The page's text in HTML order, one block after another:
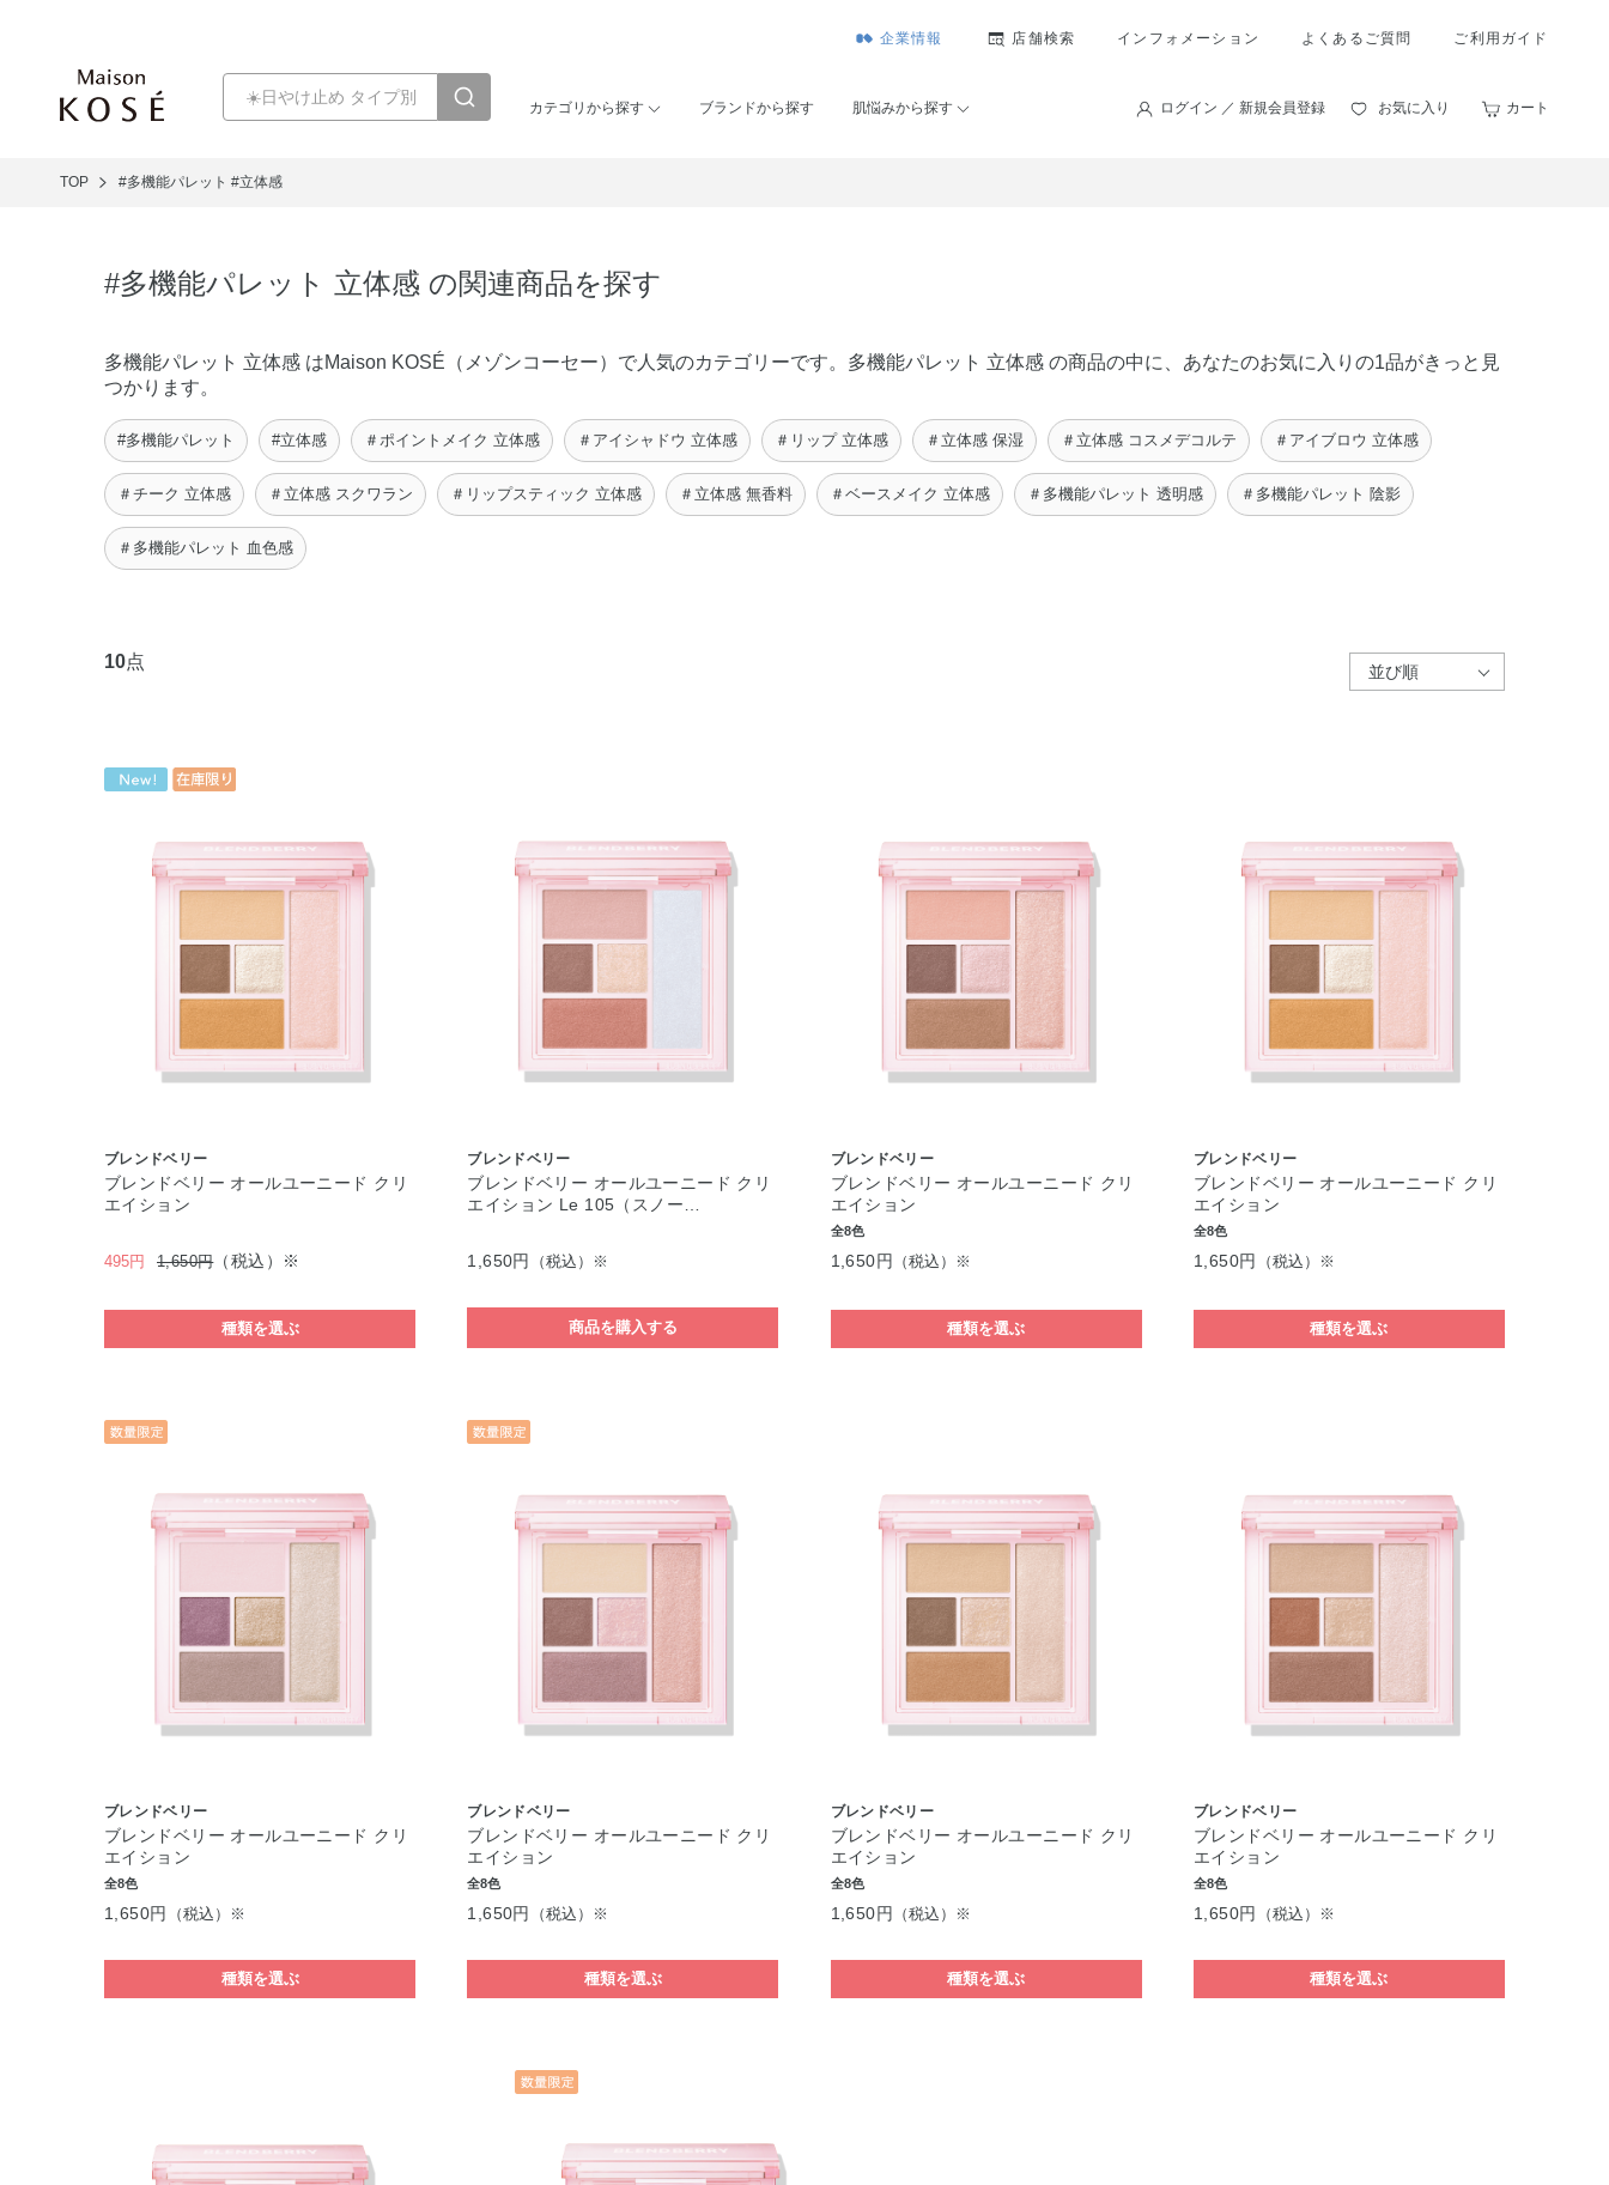
企業情報 店舗検索 インフォメーション よくあるご質問 ご利用ガイド
カテゴリから探す ブランドから探す 肌悩みから探す ログイン ／ 新規会員登録 お気に入り カート
TOP #多機能パレット #立体感
#多機能パレット 立体感 の関連商品を探す
多機能パレット 立体感 はMaison KOSÉ（メゾンコーセー）で人気のカテゴリーです。多機能パレット 立体感 の商品の中に、あなたのお気に入りの1品がきっと見
つかります。
#多機能パレット #立体感 ＃ポイントメイク 立体感 ＃アイシャドウ 立体感 ＃リップ 立体感 ＃立体感 保湿 ＃立体感 コスメデコルテ ＃アイブロウ 立体感
＃チーク 立体感 ＃立体感 スクワラン ＃リップスティック 立体感 ＃立体感 無香料 ＃ベースメイク 立体感 ＃多機能パレット 透明感 ＃多機能パレット 陰影
＃多機能パレット 血色感
10点
ブレンドベリー
ブレンドベリー オールユーニード クリ
エイション
495円 1,650円（税込）※
種類を選ぶ
ブレンドベリー
ブレンドベリー オールユーニード クリ
エイション Le 105（スノー…
1,650円 （税込）※
商品を購入する
ブレンドベリー
ブレンドベリー オールユーニード クリ
エイション
全8色
1,650円 （税込）※
種類を選ぶ
ブレンドベリー
ブレンドベリー オールユーニード クリ
エイション
全8色
1,650円 （税込）※
種類を選ぶ
ブレンドベリー
ブレンドベリー オールユーニード クリ
エイション
全8色
1,650円 （税込）※
種類を選ぶ
ブレンドベリー
ブレンドベリー オールユーニード クリ
エイション
全8色
1,650円 （税込）※
種類を選ぶ
ブレンドベリー
ブレンドベリー オールユーニード クリ
エイション
全8色
1,650円 （税込）※
種類を選ぶ
ブレンドベリー
ブレンドベリー オールユーニード クリ
エイション
全8色
1,650円 （税込）※
種類を選ぶ